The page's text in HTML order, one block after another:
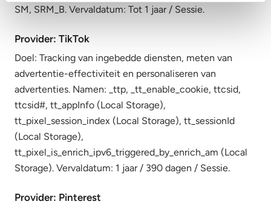
SM, SRM_B. Vervaldatum: Tot 1 jaar / Sessie.
Provider: TikTok
Doel: Tracking van ingebedde diensten, meten van
advertentie-effectiviteit en personaliseren van
advertenties. Namen: _ttp, _tt_enable_cookie, ttcsid,
ttcsid#, tt_appInfo (Local Storage),
tt_pixel_session_index (Local Storage), tt_sessionId
(Local Storage),
tt_pixel_is_enrich_ipv6_triggered_by_enrich_am (Local
Storage). Vervaldatum: 1 jaar / 390 dagen / Sessie.
Provider: Pinterest